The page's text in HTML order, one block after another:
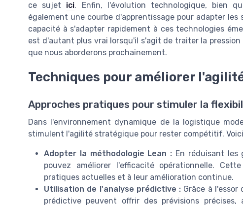
ce sujet ici. Enfin, l'évolution technologique, bien
également une courbe d'apprentissage pour adapter
capacité à s'adapter rapidement à ces technologies
est d'autant plus vrai lorsqu'il s'agit de traiter la
que nous aborderons prochainement.
Techniques pour améliorer
Approches pratiques pour stimuler la
Dans l'environnement dynamique de la logistique
stimulent l'agilité stratégique pour rester compétitif.
Adopter la méthodologie Lean : En réduisant les
pouvez améliorer l'efficacité opérationnelle.
pratiques actuelles et à leur amélioration continue.
Utilisation de l'analyse prédictive : Grâce à
prédictive peuvent offrir des prévisions